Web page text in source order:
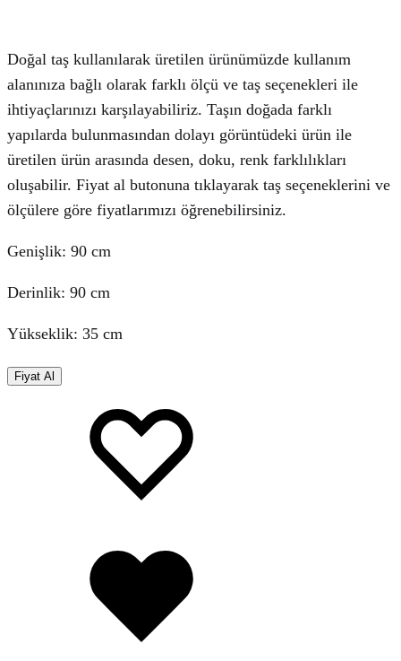
Doğal taş kullanılarak üretilen ürünümüzde kullanım
alanınıza bağlı olarak farklı ölçü ve taş seçenekleri ile
ihtiyaçlarınızı karşılayabiliriz. Taşın doğada farklı
yapılarda bulunmasından dolayı görüntüdeki ürün ile
üretilen ürün arasında desen, doku, renk farklılıkları
oluşabilir. Fiyat al butonuna tıklayarak taş seçeneklerini ve
ölçülere göre fiyatlarımızı öğrenebilirsiniz.
Genişlik: 90 cm
Derinlik: 90 cm
Yükseklik: 35 cm
Fiyat Al